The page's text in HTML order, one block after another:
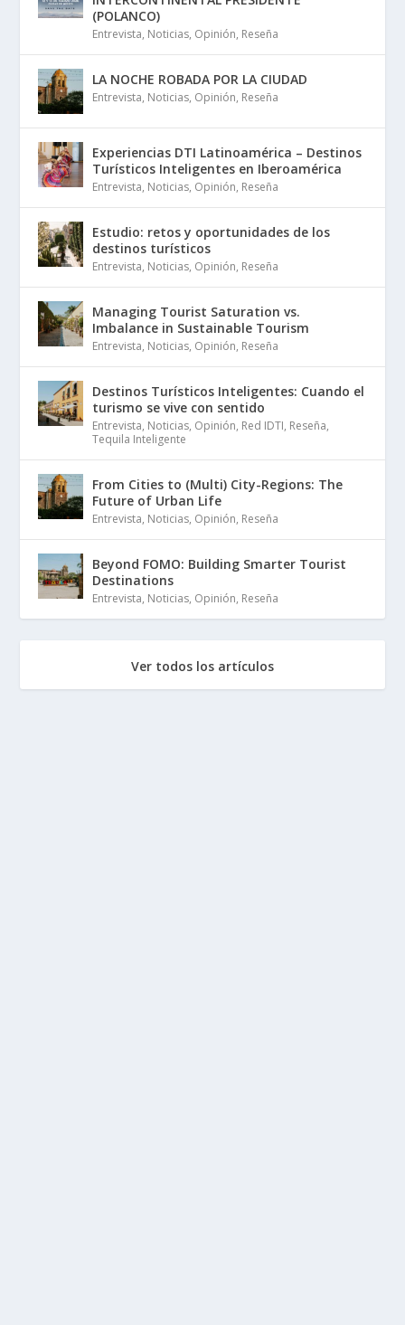
(POLANCO)
Entrevista, Noticias, Opinión, Reseña
LA NOCHE ROBADA POR LA CIUDAD
Entrevista, Noticias, Opinión, Reseña
Experiencias DTI Latinoamérica – Destinos
Turísticos Inteligentes en Iberoamérica
Entrevista, Noticias, Opinión, Reseña
Estudio: retos y oportunidades de los
destinos turísticos
Entrevista, Noticias, Opinión, Reseña
Managing Tourist Saturation vs.
Imbalance in Sustainable Tourism
Entrevista, Noticias, Opinión, Reseña
Destinos Turísticos Inteligentes: Cuando el
turismo se vive con sentido
Entrevista, Noticias, Opinión, Red IDTI, Reseña,
Tequila Inteligente
From Cities to (Multi) City-Regions: The
Future of Urban Life
Entrevista, Noticias, Opinión, Reseña
Beyond FOMO: Building Smarter Tourist
Destinations
Entrevista, Noticias, Opinión, Reseña
Ver todos los artículos